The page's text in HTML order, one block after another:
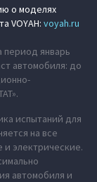
о моделях
VOYAH: voyah.ru
период январь
автомобиля: до
испытаний для
на все
электрические.
автомобиля и